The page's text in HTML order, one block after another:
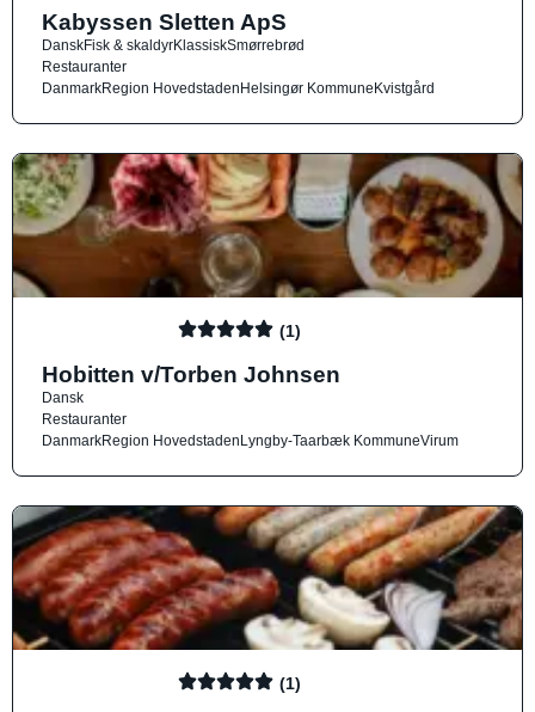
Kabyssen Sletten ApS
DanskFisk & skaldyrKlassiskSmørrebrød
Restauranter
DanmarkRegion HovedstadenHelsingør KommuneKvistgård
(1)
Hobitten v/Torben Johnsen
Dansk
Restauranter
DanmarkRegion HovedstadenLyngby-Taarbæk KommuneVirum
(1)